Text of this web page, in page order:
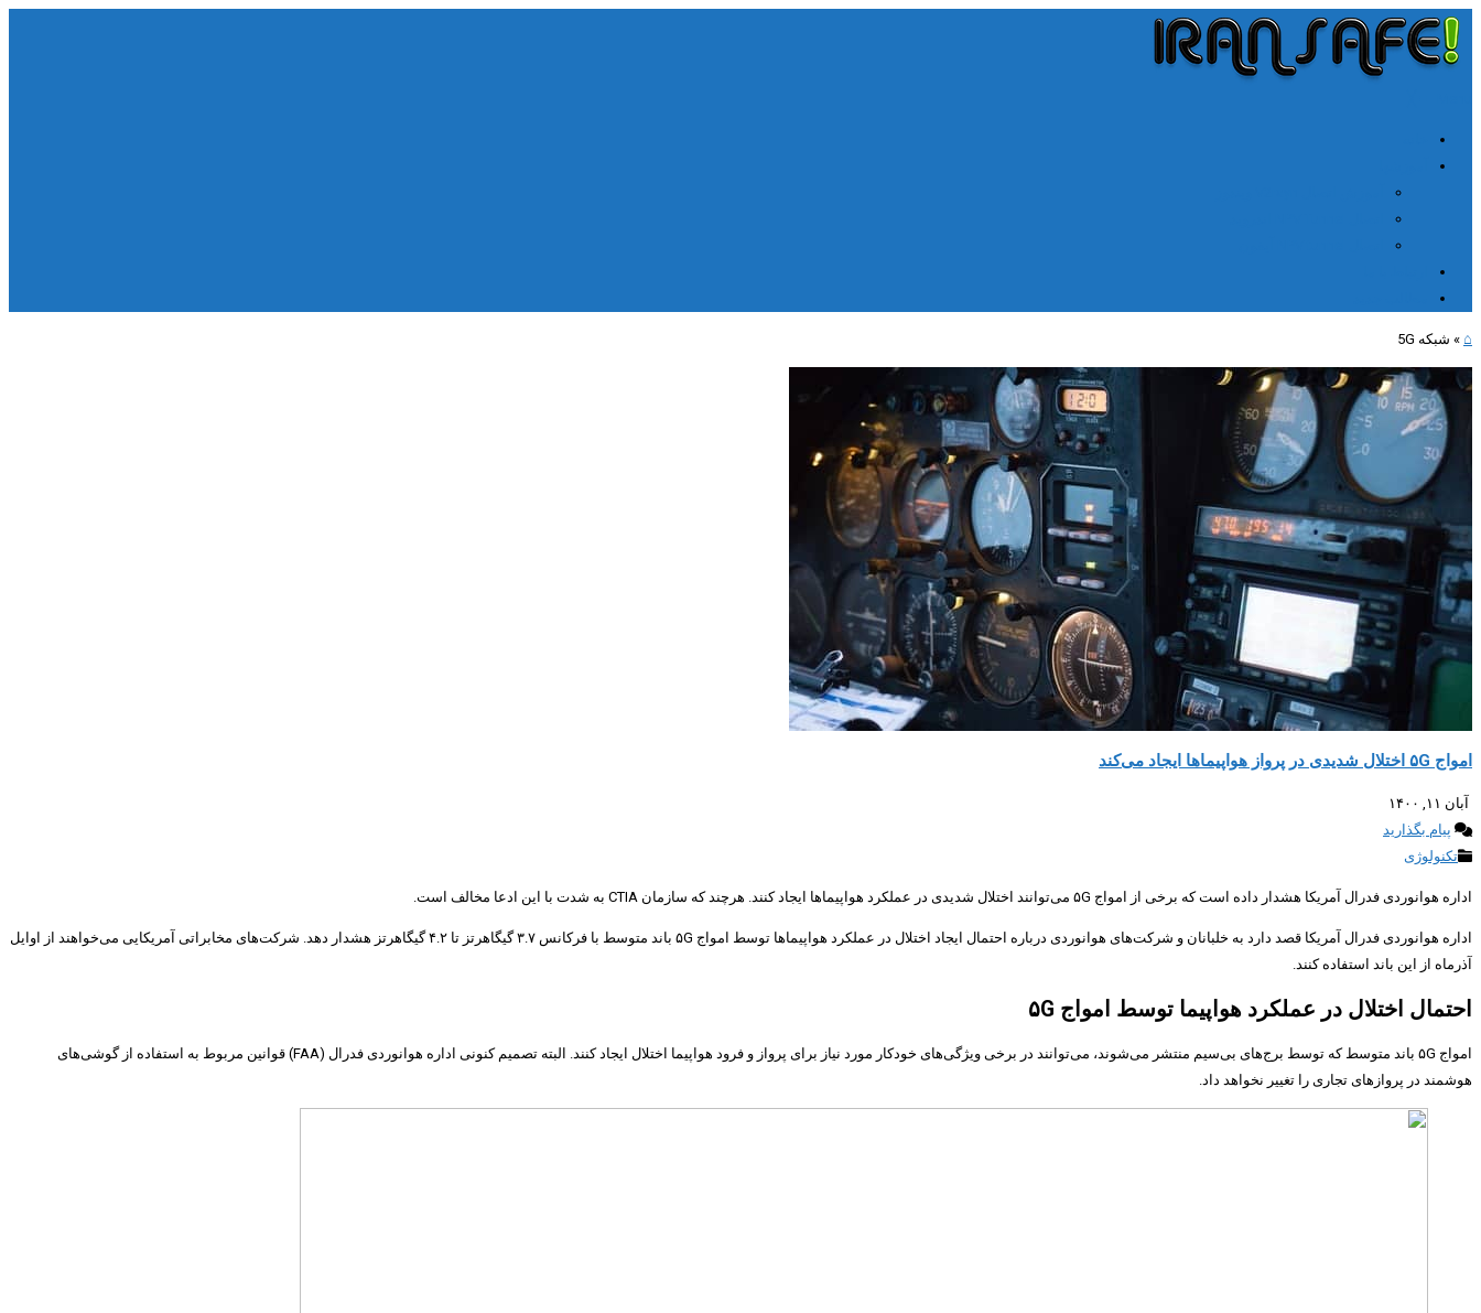
⌂
» شبکه 5G
امواج ۵G اختلال شدیدی در پرواز هواپیماها ایجاد می‌کند
آبان ۱۱, ۱۴۰۰
پیام بگذارید
تکنولوژی
اداره هوانوردی فدرال آمریکا هشدار داده است که برخی از امواج ۵G می‌توانند اختلال شدیدی در عملکرد هواپیما‌ها ایجاد کنند. هرچند که سازمان CTIA به شدت با این ادعا مخالف است.
اداره هوانوردی فدرال آمریکا قصد دارد به خلبانان و شرکت‌های هوانوردی درباره احتمال ایجاد اختلال در عملکرد هواپیما‌ها توسط امواج ۵G باند متوسط با فرکانس ۳.۷ گیگاهرتز تا ۴.۲ گیگاهرتز هشدار دهد. شرکت‌های مخابراتی آمریکایی می‌خواهند از اوایل
آذرماه از این باند استفاده کنند.
احتمال اختلال در عملکرد هواپیما توسط امواج ۵G
امواج ۵G باند متوسط که توسط برج‌های بی‌سیم منتشر می‌شوند، می‌توانند در برخی ویژگی‌های خودکار مورد نیاز برای پرواز و فرود هواپیما اختلال ایجاد کنند. البته تصمیم کنونی اداره هوانوردی فدرال (FAA) قوانین مربوط به استفاده از گوشی‌های
هوشمند در پرواز‌های تجاری را تغییر نخواهد داد.